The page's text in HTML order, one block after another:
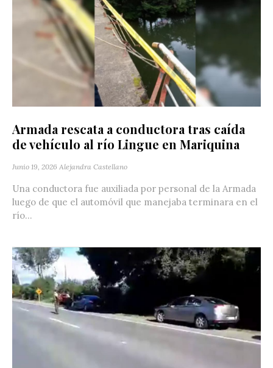
Armada rescata a conductora tras caída
de vehículo al río Lingue en Mariquina
Junio 19, 2026 Alejandra Castellano
Una conductora fue auxiliada por personal de la Armada
luego de que el automóvil que manejaba terminara en el
río...